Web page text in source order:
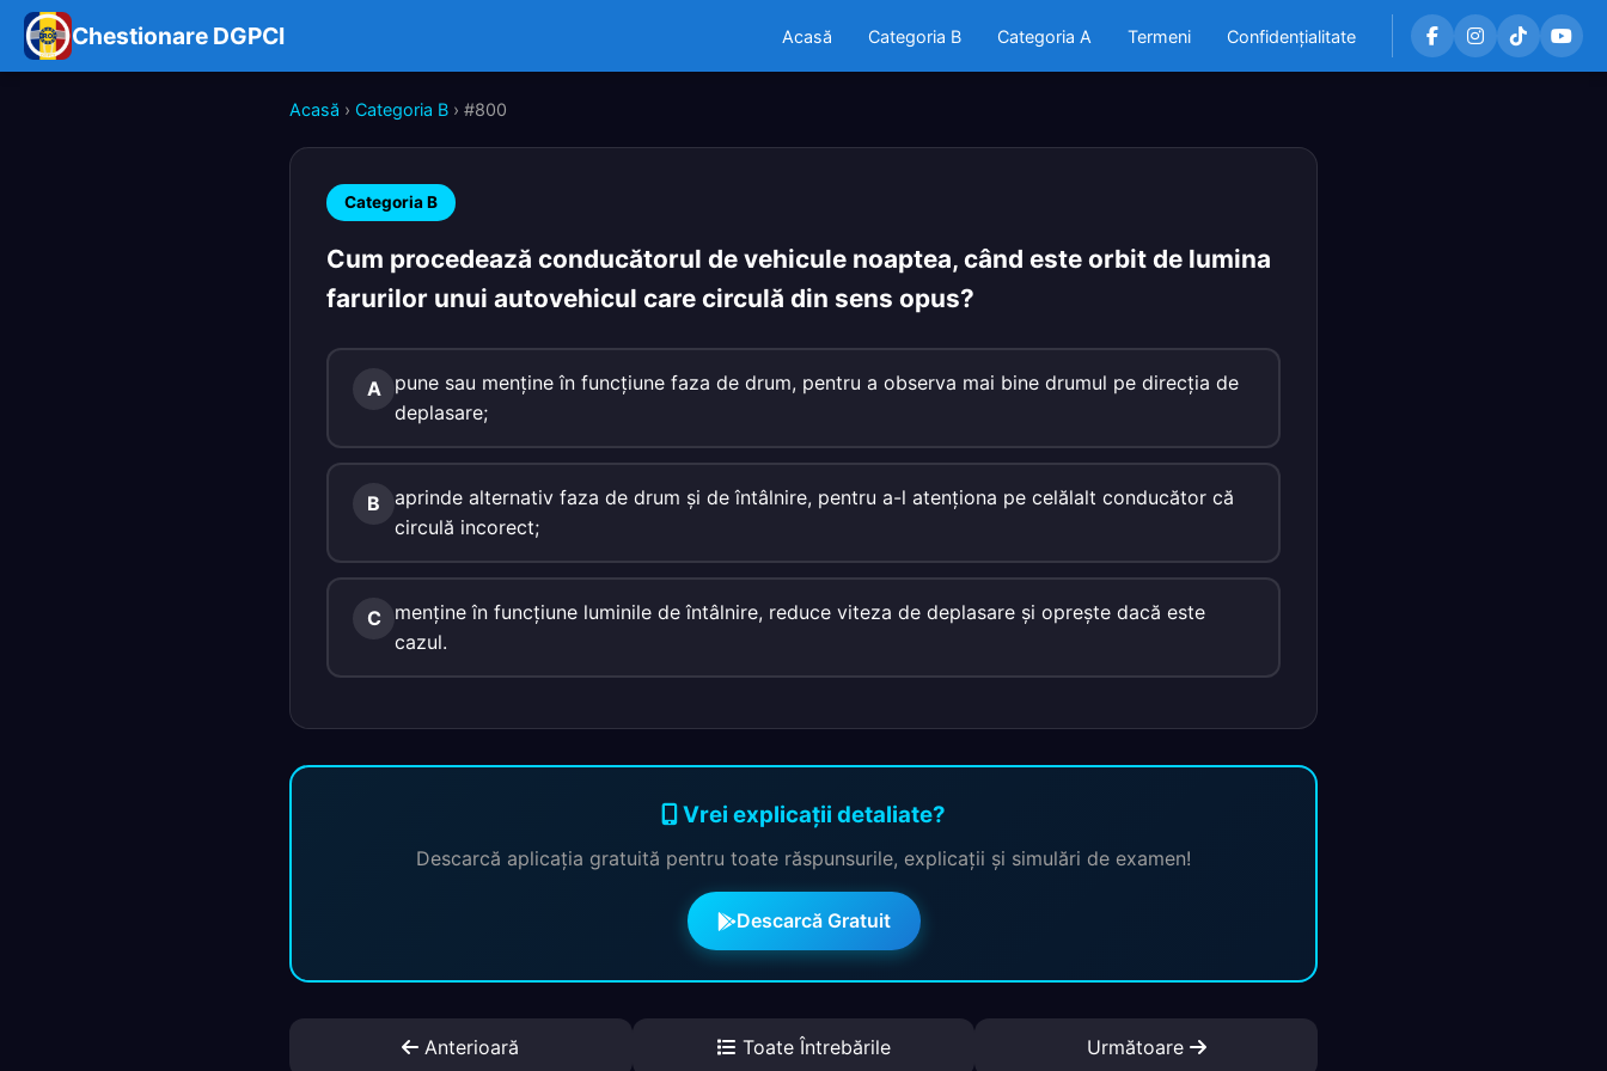
Chestionare DGPCI Acasă Categoria B Categoria A Termeni Confidențialitate
Acasă › Categoria B › #800
Categoria B
Cum procedează conducătorul de vehicule noaptea, când este orbit de lumina
farurilor unui autovehicul care circulă din sens opus?
A
pune sau menţine în funcţiune faza de drum, pentru a observa mai bine drumul pe direcţia de
deplasare;
B
aprinde alternativ faza de drum şi de întâlnire, pentru a-l atenţiona pe celălalt conducător că
circulă incorect;
C
menţine în funcţiune luminile de întâlnire, reduce viteza de deplasare şi opreşte dacă este
cazul.
Vrei explicații detaliate?
Descarcă aplicația gratuită pentru toate răspunsurile, explicații și simulări de examen!
Descarcă Gratuit
Anterioară Toate Întrebările Următoare